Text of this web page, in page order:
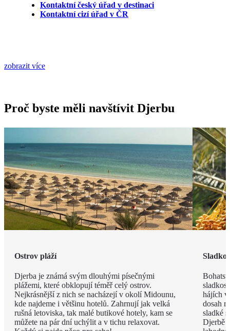
Kontaktní český úřad v destinaci
Kontaktní cizí úřad v ČR
zobrazit více
Proč byste měli navštívit Djerbu
Ostrov pláží
Djerba je známá svým dlouhými písečnými
plážemi, které obklopují téměř celý ostrov.
Nejkrásnější z nich se nacházejí v okolí Midounu,
kde najdeme i většinu hotelů. Zahrnují jak velká
rušná letoviska, tak malé butikové hotely, kam se
můžete na pár dní uchýlit a v tichu relaxovat.
hájích
dosah
sladké
Djerbě